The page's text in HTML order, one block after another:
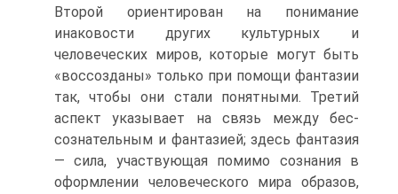
Второй ориентирован на понима­ние
инаковости других культурных и
человеческих миров, которые могут быть
«воссозданы» только при помощи фантазии
так, чтобы они стали понятными. Третий
аспект указывает на связь между бес­
сознательным и фантазией; здесь фантазия
— сила, участвующая по­мимо сознания в
оформлении человеческого мира образов,